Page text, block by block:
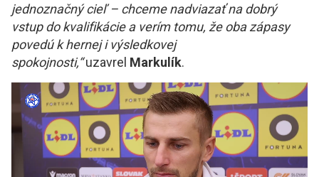
jednoznačný cieľ – chceme nadviazať na dobrý
vstup do kvalifikácie a verím tomu, že oba zápasy
povedú k hernej i výsledkovej
spokojnosti,“uzavrel Markulík.